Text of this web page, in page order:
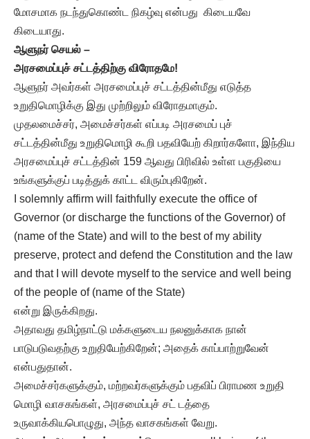
மோசமாக நடந்துகொண்ட நிகழ்வு என்பது கிடையவே
கிடையாது.
ஆளுநர் செயல் –
அரசமைப்புச் சட்டத்திற்கு விரோதமே!
ஆளுநர் அவர்கள் அரசமைப்புச் சட்டத்தின்மீது எடுத்த
உறுதிமொழிக்கு இது முற்றிலும் விரோதமாகும்.
முதலமைச்சர், அமைச்சர்கள் எப்படி அரசமைப் புச்
சட்டத்தின்மீது உறுதிமொழி கூறி பதவியேற் கிறார்களோ, இந்திய
அரசமைப்புச் சட்டத்தின் 159 ஆவது பிரிவில் உள்ள பகுதியை
உங்களுக்குப் படித்துக் காட்ட விரும்புகிறேன்.
I solemnly affirm will faithfully execute the office of
Governor (or discharge the functions of the Governor) of
(name of the State) and will to the best of my ability
preserve, protect and defend the Constitution and the law
and that I will devote myself to the service and well being
of the people of (name of the State)
என்று இருக்கிறது.
அதாவது தமிழ்நாட்டு மக்களுடைய நலனுக்காக நான்
பாடுபடுவதற்கு உறுதியேற்கிறேன்; அதைக் காப்பாற்றுவேன்
என்பதுதான்.
அமைச்சர்களுக்கும், மற்றவர்களுக்கும் பதவிப் பிராமண உறுதி
மொழி வாசகங்கள், அரசமைப்புச் சட் டத்தை
உருவாக்கியபொழுது, அந்த வாசகங்கள் வேறு.